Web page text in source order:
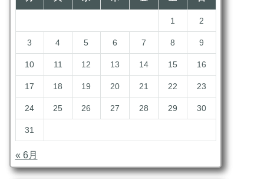
1 2
3 4 5 6 7 8 9
10 11 12 13 14 15 16
17 18 19 20 21 22 23
24 25 26 27 28 29 30
31
« 6月